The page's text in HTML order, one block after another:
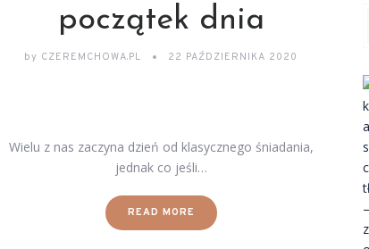
początek dnia
by CZEREMCHOWA.PL 22 PAŹDZIERNIKA 2020
Wielu z nas zaczyna dzień od klasycznego śniadania,
jednak co jeśli…
READ MORE